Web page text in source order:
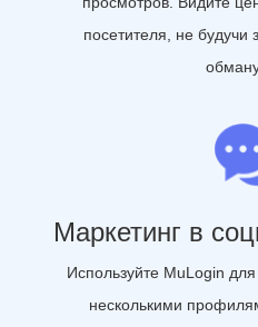
посетителя, не будучи
Маркетинг в
Используйте MuLogin
несколькими